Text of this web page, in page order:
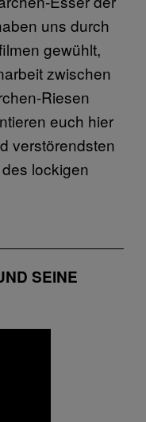
uns durch
gewühlt,
zwischen
Riesen
euch hier
verstörendsten
lockigen
SEINE